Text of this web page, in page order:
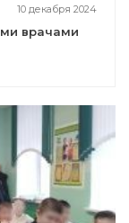
10 декабря 2024
врачами